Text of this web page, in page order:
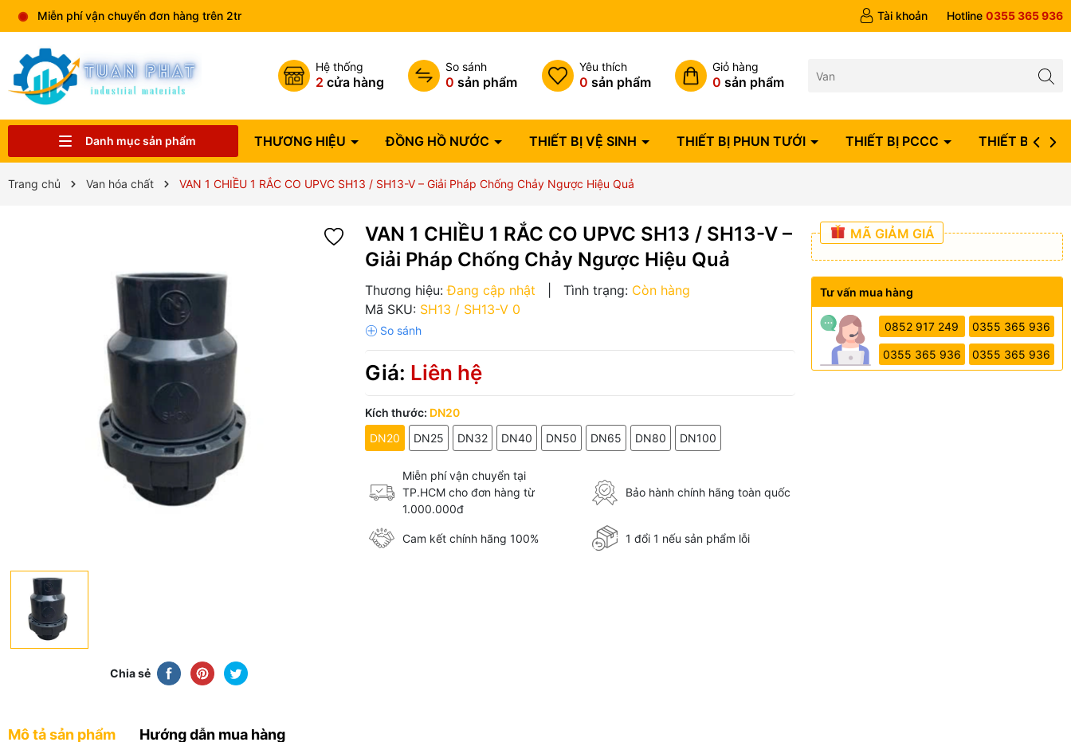
Miễn phí vận chuyển đơn hàng trên 2tr Tài khoản Hotline 0355 365 936
Hệ thống
2 cửa hàng
So sánh
0 sản phẩm
Yêu thích
0 sản phẩm
Giỏ hàng
0 sản phẩm
Danh mục sản phẩm THƯƠNG HIỆU ĐỒNG HỒ NƯỚC THIẾT BỊ VỆ SINH THIẾT BỊ PHUN TƯỚI THIẾT BỊ PCCC THIẾT BỊ ĐIỆN
Trang chủ Van hóa chất VAN 1 CHIỀU 1 RẮC CO UPVC SH13 / SH13-V – Giải Pháp Chống Chảy Ngược Hiệu Quả
Chia sẻ
VAN 1 CHIỀU 1 RẮC CO UPVC SH13 / SH13-V –
Giải Pháp Chống Chảy Ngược Hiệu Quả
Thương hiệu: Đang cập nhật Tình trạng: Còn hàng
Mã SKU: SH13 / SH13-V 0
Giá: Liên hệ
Kích thước: DN20
DN20
DN25 DN32 DN40 DN50 DN65 DN80 DN100
Miễn phí vận chuyển tại
TP.HCM cho đơn hàng từ
1.000.000đ
Bảo hành chính hãng toàn quốc
Cam kết chính hãng 100% 1 đổi 1 nếu sản phẩm lỗi
MÃ GIẢM GIÁ
Tư vấn mua hàng
0852 917 249 0355 365 936
0355 365 936 0355 365 936
Mô tả sản phẩm Hướng dẫn mua hàng